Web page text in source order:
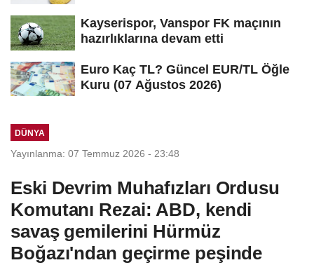
Kayserispor, Vanspor FK maçının
hazırlıklarına devam etti
Euro Kaç TL? Güncel EUR/TL Öğle
Kuru (07 Ağustos 2026)
DÜNYA
Yayınlanma: 07 Temmuz 2026 - 23:48
Eski Devrim Muhafızları Ordusu
Komutanı Rezai: ABD, kendi
savaş gemilerini Hürmüz
Boğazı'ndan geçirme peşinde